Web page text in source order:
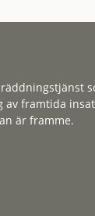
av framtida
är framme.